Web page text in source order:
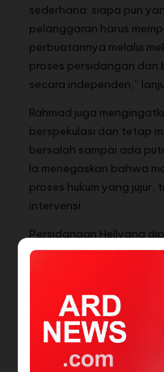
sederhana: siapa pun
pelanggaran harus
perbuatannya melalui
proses persidangan dan
secara independen,”
Rahmad juga
berspekulasi dan tetap
bersalah sampai ada
Ia menegaskan bahwa
proses hukum yang
intervensi.
Persidangan Hellyana
luas, mengingat
daerah. Publik kini
untuk mengetahui
tersebut akan diurai di
(*)
BACA JUGA